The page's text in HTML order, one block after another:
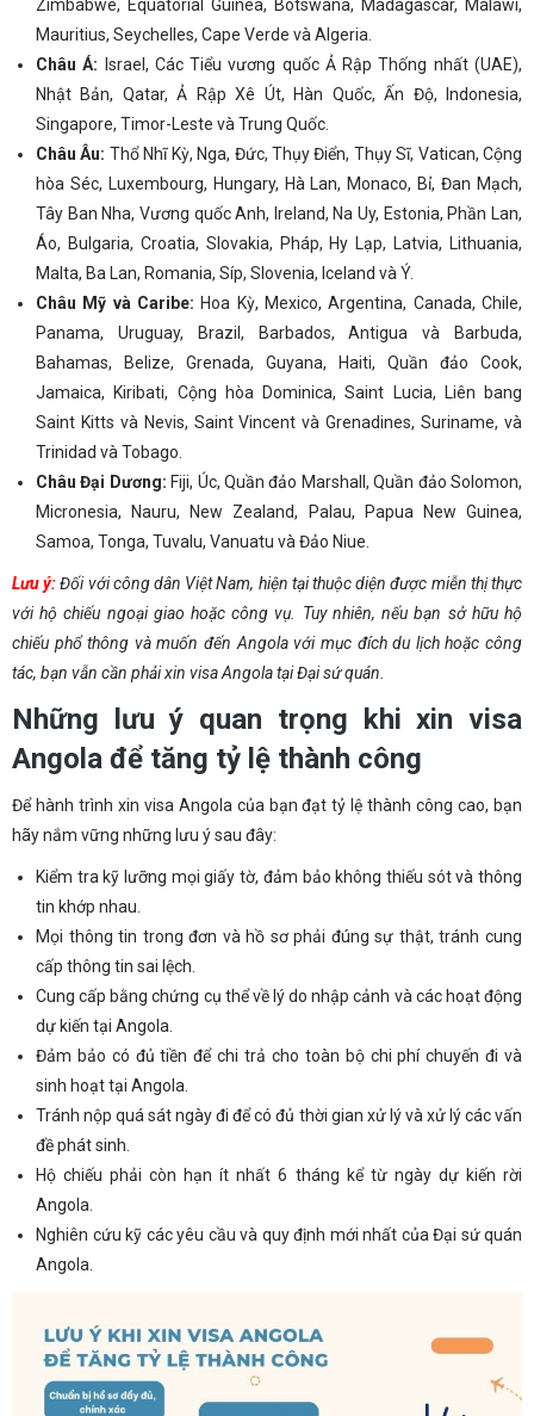
Zimbabwe, Equatorial Guinea, Botswana, Madagascar, Malawi,
Mauritius, Seychelles, Cape Verde và Algeria.
Châu Á: Israel, Các Tiểu vương quốc Ả Rập Thống nhất (UAE),
Nhật Bản, Qatar, Ả Rập Xê Út, Hàn Quốc, Ấn Độ, Indonesia,
Singapore, Timor-Leste và Trung Quốc.
Châu Âu: Thổ Nhĩ Kỳ, Nga, Đức, Thụy Điển, Thụy Sĩ, Vatican, Cộng
hòa Séc, Luxembourg, Hungary, Hà Lan, Monaco, Bỉ, Đan Mạch,
Tây Ban Nha, Vương quốc Anh, Ireland, Na Uy, Estonia, Phần Lan,
Áo, Bulgaria, Croatia, Slovakia, Pháp, Hy Lạp, Latvia, Lithuania,
Malta, Ba Lan, Romania, Síp, Slovenia, Iceland và Ý.
Châu Mỹ và Caribe: Hoa Kỳ, Mexico, Argentina, Canada, Chile,
Panama, Uruguay, Brazil, Barbados, Antigua và Barbuda,
Bahamas, Belize, Grenada, Guyana, Haiti, Quần đảo Cook,
Jamaica, Kiribati, Cộng hòa Dominica, Saint Lucia, Liên bang
Saint Kitts và Nevis, Saint Vincent và Grenadines, Suriname, và
Trinidad và Tobago.
Châu Đại Dương: Fiji, Úc, Quần đảo Marshall, Quần đảo Solomon,
Micronesia, Nauru, New Zealand, Palau, Papua New Guinea,
Samoa, Tonga, Tuvalu, Vanuatu và Đảo Niue.
Lưu ý:Đối với công dân Việt Nam, hiện tại thuộc diện được miễn thị thực
với hộ chiếu ngoại giao hoặc công vụ. Tuy nhiên, nếu bạn sở hữu hộ
chiếu phổ thông và muốn đến Angola với mục đích du lịch hoặc công
tác, bạn vẫn cần phải xin visa Angola tại Đại sứ quán.
Những lưu ý quan trọng khi xin visa
Angola để tăng tỷ lệ thành công
Để hành trình xin visa Angola của bạn đạt tỷ lệ thành công cao, bạn
hãy nắm vững những lưu ý sau đây:
Kiểm tra kỹ lưỡng mọi giấy tờ, đảm bảo không thiếu sót và thông
tin khớp nhau.
Mọi thông tin trong đơn và hồ sơ phải đúng sự thật, tránh cung
cấp thông tin sai lệch.
Cung cấp bằng chứng cụ thể về lý do nhập cảnh và các hoạt động
dự kiến tại Angola.
Đảm bảo có đủ tiền để chi trả cho toàn bộ chi phí chuyến đi và
sinh hoạt tại Angola.
Tránh nộp quá sát ngày đi để có đủ thời gian xử lý và xử lý các vấn
đề phát sinh.
Hộ chiếu phải còn hạn ít nhất 6 tháng kể từ ngày dự kiến rời
Angola.
Nghiên cứu kỹ các yêu cầu và quy định mới nhất của Đại sứ quán
Angola.